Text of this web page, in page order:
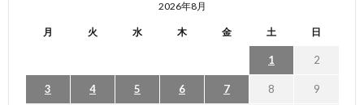
2026年8月
月 火 水 木 金 土 日
1 2
3 4 5 6 7 8 9